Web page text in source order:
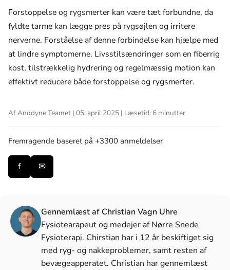
Forstoppelse og rygsmerter kan være tæt forbundne, da
fyldte tarme kan lægge pres på rygsøjlen og irritere
nerverne. Forståelse af denne forbindelse kan hjælpe med
at lindre symptomerne. Livsstilsændringer som en fiberrig
kost, tilstrækkelig hydrering og regelmæssig motion kan
effektivt reducere både forstoppelse og rygsmerter.
Af Anodyne Teamet | 05. april 2025 | Læsetid: 6 minutter
Fremragende baseret på +3300 anmeldelser
f ✉
Gennemlæst af Christian Vagn Uhre
Fysiotearapeut og medejer af Nørre Snede
Fysioterapi. Chirstian har i 12 år beskiftiget sig
med ryg- og nakkeproblemer, samt resten af
bevægeapperatet. Christian har gennemlæst